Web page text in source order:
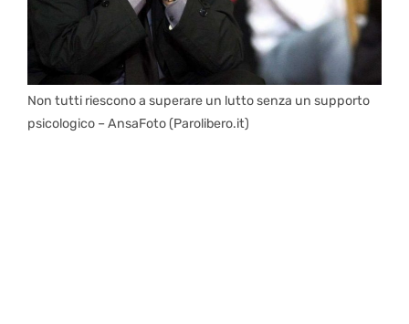
Non tutti riescono a superare un lutto senza un supporto
psicologico – AnsaFoto (Parolibero.it)